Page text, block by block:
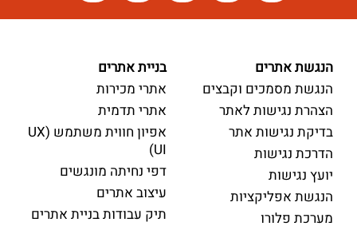
הנגשת אתרים
הנגשת מסמכים וקבצים
הצהרת נגישות לאתר
בדיקת נגישות אתר
הדרכת נגישות
יועץ נגישות
הנגשת אפליקציות
מערכת פלורו
בניית אתרים
אתרי מכירות
אתרי תדמית
אפיון חווית משתמש (UX
UI)
דפי נחיתה מונגשים
עיצוב אתרים
תיק עבודות בניית אתרים